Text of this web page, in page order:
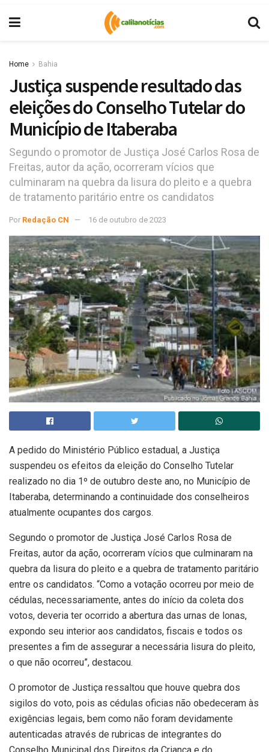
Home Bahia
Justiça suspende resultado das
eleições do Conselho Tutelar do
Município de Itaberaba
Segundo o promotor de Justiça José Carlos Rosa de
Freitas, autor da ação, ocorreram vícios que
culminaram na quebra da lisura do pleito e a quebra
de tratamento paritário entre os candidatos
Por Redação CN 16 de outubro de 2023
A pedido do Ministério Público estadual, a Justiça
suspendeu os efeitos da eleição do Conselho Tutelar
realizado no dia 1º de outubro deste ano, no Município de
Itaberaba, determinando a continuidade dos conselheiros
atualmente ocupantes dos cargos.
Segundo o promotor de Justiça José Carlos Rosa de
Freitas, autor da ação, ocorreram vícios que culminaram na
quebra da lisura do pleito e a quebra de tratamento paritário
entre os candidatos. “Como a votação ocorreu por meio de
cédulas, necessariamente, antes do início da coleta dos
votos, deveria ter ocorrido a abertura das urnas de lonas,
expondo seu interior aos candidatos, fiscais e todos os
presentes a fim de assegurar a necessária lisura do pleito,
o que não ocorreu”, destacou.
O promotor de Justiça ressaltou que houve quebra dos
sigilos do voto, pois as cédulas oficias não obedeceram às
exigências legais, bem como não foram devidamente
autenticadas através de rubricas de integrantes do